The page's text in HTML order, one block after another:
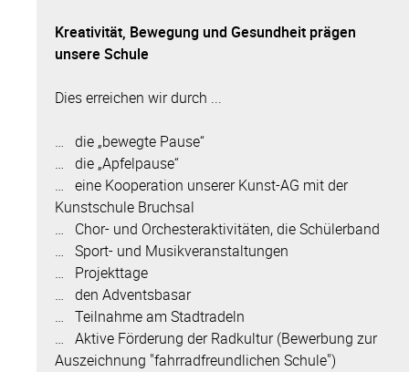
Kreativität, Bewegung und Gesundheit prägen
unsere Schule
Dies erreichen wir durch ...
… die „bewegte Pause“
… die „Apfelpause“
… eine Kooperation unserer Kunst-AG mit der
Kunstschule Bruchsal
… Chor- und Orchesteraktivitäten, die Schülerband
… Sport- und Musikveranstaltungen
… Projekttage
… den Adventsbasar
… Teilnahme am Stadtradeln
… Aktive Förderung der Radkultur (Bewerbung zur
Auszeichnung "fahrradfreundlichen Schule")